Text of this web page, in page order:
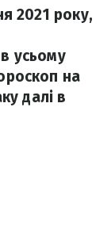
2021 року,
усьому
на
далі в